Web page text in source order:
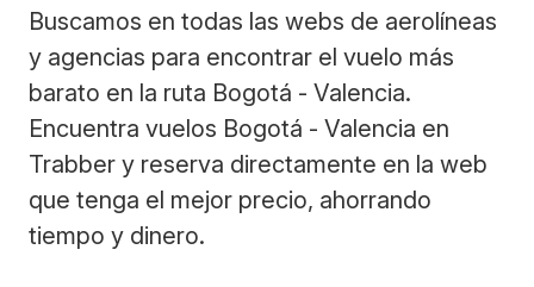
Buscamos en todas las webs de aerolíneas
y agencias para encontrar el vuelo más
barato en la ruta Bogotá - Valencia.
Encuentra vuelos Bogotá - Valencia en
Trabber y reserva directamente en la web
que tenga el mejor precio, ahorrando
tiempo y dinero.